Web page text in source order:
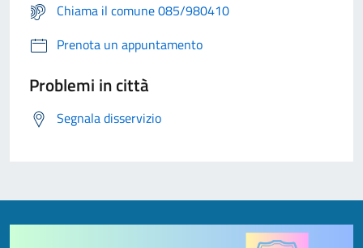
Chiama il comune 085/980410
Prenota un appuntamento
Problemi in città
Segnala disservizio